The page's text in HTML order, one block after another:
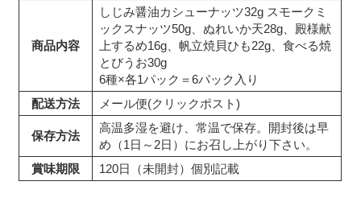
商品内容
しじみ醤油カシューナッツ32g スモークミ
ックスナッツ50g、ぬれいか天28g、殿様献
上するめ16g、帆立焼貝ひも22g、食べる焼
とびうお30g
6種×各1パック＝6パック入り
配送方法
メール便(クリックポスト)
保存方法
高温多湿を避け、常温で保存。開封後は早
め（1日～2日）にお召し上がり下さい。
賞味期限
120日（未開封）個別記載